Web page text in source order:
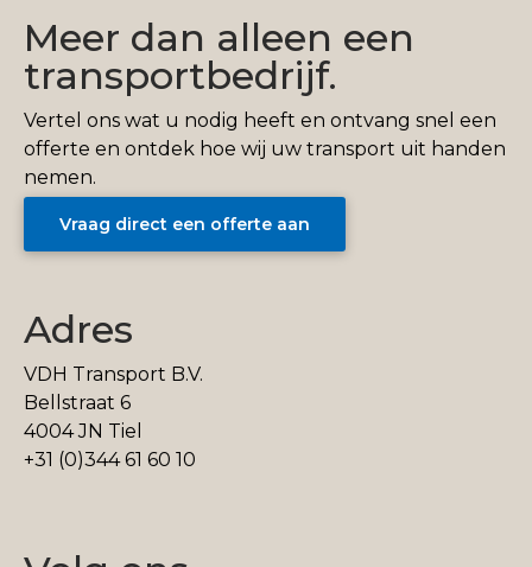
Meer dan alleen een
transportbedrijf.
Vertel ons wat u nodig heeft en ontvang snel een
offerte en ontdek hoe wij uw transport uit handen
nemen.
Vraag direct een offerte aan
Adres
VDH Transport B.V.
Bellstraat 6
4004 JN Tiel
+31 (0)344 61 60 10